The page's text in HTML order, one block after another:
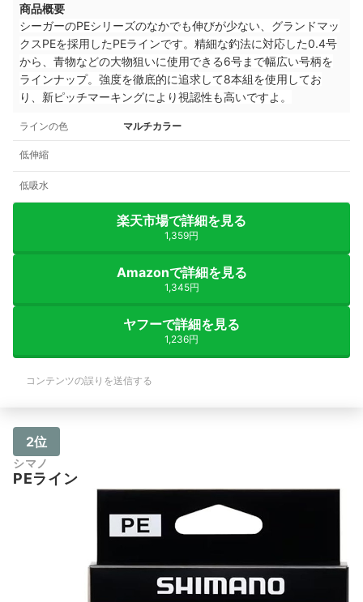
商品概要
シーガーのPEシリーズのなかでも伸びが少ない、グランドマッ
クスPEを採用したPEラインです。精細な釣法に対応した0.4号
から、青物などの大物狙いに使用できる6号まで幅広い号柄を
ラインナップ。強度を徹底的に追求して8本組を使用してお
り、新ピッチマーキングにより視認性も高いですよ。
ラインの色 マルチカラー
低伸縮
低吸水
楽天市場で詳細を見る
1,359円
Amazonで詳細を見る
1,345円
ヤフーで詳細を見る
1,236円
コンテンツの誤りを送信する
2位
シマノ
PEライン